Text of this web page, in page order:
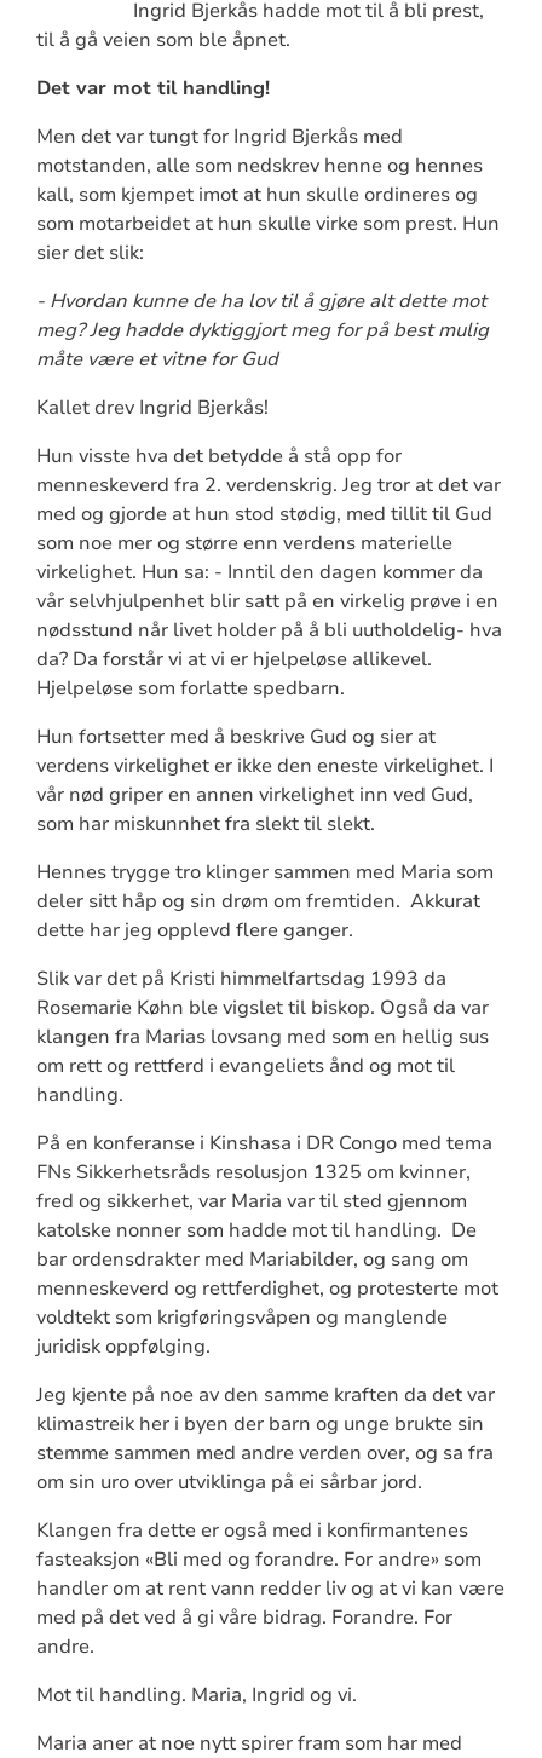
Ingrid Bjerkås hadde mot til å bli prest,
til å gå veien som ble åpnet.
Det var mot til handling!
Men det var tungt for Ingrid Bjerkås med
motstanden, alle som nedskrev henne og hennes
kall, som kjempet imot at hun skulle ordineres og
som motarbeidet at hun skulle virke som prest. Hun
sier det slik:
- Hvordan kunne de ha lov til å gjøre alt dette mot
meg? Jeg hadde dyktiggjort meg for på best mulig
måte være et vitne for Gud
Kallet drev Ingrid Bjerkås!
Hun visste hva det betydde å stå opp for
menneskeverd fra 2. verdenskrig. Jeg tror at det var
med og gjorde at hun stod stødig, med tillit til Gud
som noe mer og større enn verdens materielle
virkelighet. Hun sa: - Inntil den dagen kommer da
vår selvhjulpenhet blir satt på en virkelig prøve i en
nødsstund når livet holder på å bli uutholdelig- hva
da? Da forstår vi at vi er hjelpeløse allikevel.
Hjelpeløse som forlatte spedbarn.
Hun fortsetter med å beskrive Gud og sier at
verdens virkelighet er ikke den eneste virkelighet. I
vår nød griper en annen virkelighet inn ved Gud,
som har miskunnhet fra slekt til slekt.
Hennes trygge tro klinger sammen med Maria som
deler sitt håp og sin drøm om fremtiden. Akkurat
dette har jeg opplevd flere ganger.
Slik var det på Kristi himmelfartsdag 1993 da
Rosemarie Køhn ble vigslet til biskop. Også da var
klangen fra Marias lovsang med som en hellig sus
om rett og rettferd i evangeliets ånd og mot til
handling.
På en konferanse i Kinshasa i DR Congo med tema
FNs Sikkerhetsråds resolusjon 1325 om kvinner,
fred og sikkerhet, var Maria var til sted gjennom
katolske nonner som hadde mot til handling. De
bar ordensdrakter med Mariabilder, og sang om
menneskeverd og rettferdighet, og protesterte mot
voldtekt som krigføringsvåpen og manglende
juridisk oppfølging.
Jeg kjente på noe av den samme kraften da det var
klimastreik her i byen der barn og unge brukte sin
stemme sammen med andre verden over, og sa fra
om sin uro over utviklinga på ei sårbar jord.
Klangen fra dette er også med i konfirmantenes
fasteaksjon «Bli med og forandre. For andre» som
handler om at rent vann redder liv og at vi kan være
med på det ved å gi våre bidrag. Forandre. For
andre.
Mot til handling. Maria, Ingrid og vi.
Maria aner at noe nytt spirer fram som har med